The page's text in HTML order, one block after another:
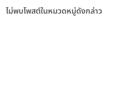
ไม่พบโพสต์ในหมวดหมู่ดังกล่าว